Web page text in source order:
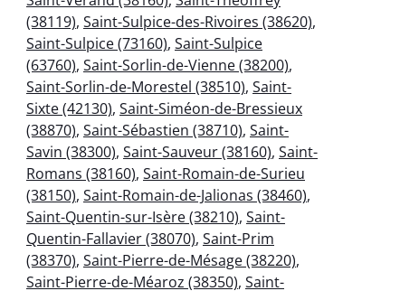
(38119), Saint-Sulpice-des-Rivoires (38620),
Saint-Sulpice (73160), Saint-Sulpice
(63760), Saint-Sorlin-de-Vienne (38200),
Saint-Sorlin-de-Morestel (38510), Saint-
Sixte (42130), Saint-Siméon-de-Bressieux
(38870), Saint-Sébastien (38710), Saint-
Savin (38300), Saint-Sauveur (38160), Saint-
Romans (38160), Saint-Romain-de-Surieu
(38150), Saint-Romain-de-Jalionas (38460),
Saint-Quentin-sur-Isère (38210), Saint-
Quentin-Fallavier (38070), Saint-Prim
(38370), Saint-Pierre-de-Mésage (38220),
Saint-Pierre-de-Méaroz (38350), Saint-